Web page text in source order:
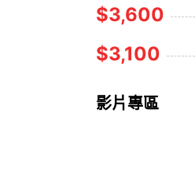
$3,600
$3,100
影片專區